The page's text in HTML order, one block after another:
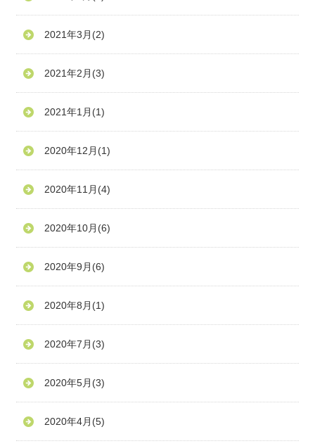
2021年3月 (2)
2021年2月 (3)
2021年1月 (1)
2020年12月 (1)
2020年11月 (4)
2020年10月 (6)
2020年9月 (6)
2020年8月 (1)
2020年7月 (3)
2020年5月 (3)
2020年4月 (5)